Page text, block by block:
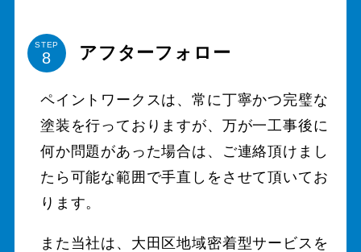
STEP アフターフォロー
ペイントワークスは、常に丁寧かつ完璧な
塗装を行っておりますが、万が一工事後に
何か問題があった場合は、ご連絡頂けまし
たら可能な範囲で手直しをさせて頂いてお
ります。
また当社は、大田区地域密着型サービスを